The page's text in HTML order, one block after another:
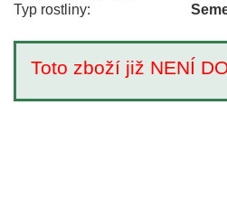
Typ rostliny:
Toto zboží již NENÍ